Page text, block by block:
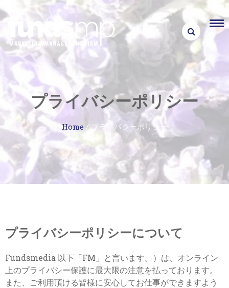
to
content
プライバシーポリシー
Home/プライバシーポリシー
プライバシーポリシーについて
Fundsmedia 以下「FM」と言います。）は、オンライン
上のプライバシー保護に最大限の注意を払っております。
また、ご利用頂ける皆様に安心してお仕事ができますよう